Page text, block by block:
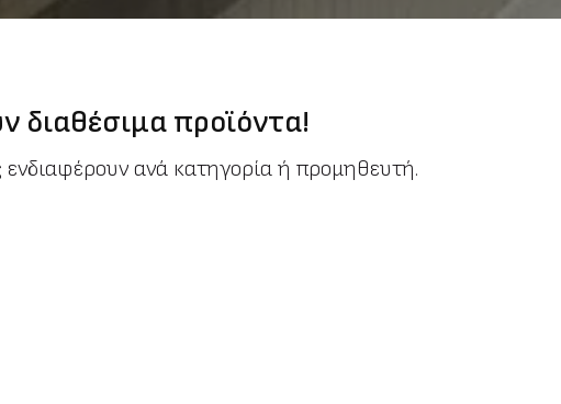
διαθέσιμα προϊόντα!
ανά κατηγορία ή προμηθευτή.